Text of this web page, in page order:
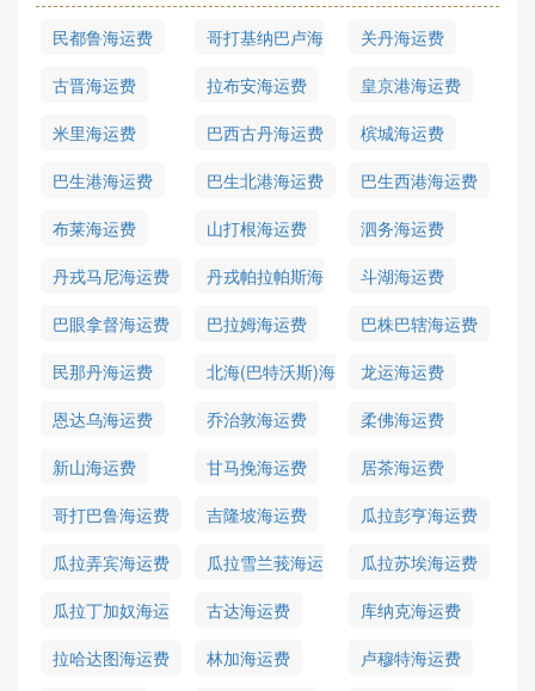
民都鲁海运费
哥打基纳巴卢海
运费
关丹海运费
古晋海运费
拉布安海运费
皇京港海运费
米里海运费
巴西古丹海运费
槟城海运费
巴生港海运费
巴生北港海运费
巴生西港海运费
布莱海运费
山打根海运费
泗务海运费
丹戎马尼海运费
丹戎帕拉帕斯海
运费
斗湖海运费
巴眼拿督海运费
巴拉姆海运费
巴株巴辖海运费
民那丹海运费
北海(巴特沃斯)海
运费
龙运海运费
恩达乌海运费
乔治敦海运费
柔佛海运费
新山海运费
甘马挽海运费
居茶海运费
哥打巴鲁海运费
吉隆坡海运费
瓜拉彭亨海运费
瓜拉弄宾海运费
瓜拉雪兰莪海运
瓜拉苏埃海运费
瓜拉丁加奴海运
费
古达海运费
库纳克海运费
拉哈达图海运费
林加海运费
卢穆特海运费